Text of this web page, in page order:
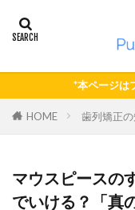
*本ページは
HOME 歯列矯正
マウスピースの
でいける？「真